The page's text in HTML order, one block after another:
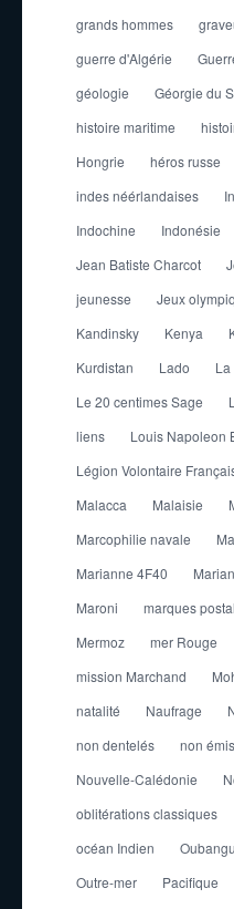
grands hommes
guerre d'Algérie
géologie
Géorgie du
histoire maritime
Hongrie
héros russe
indes néérlandaises
Indochine
Indonésie
Jean Batiste Charcot
jeunesse
Jeux
Kandinsky
Kenya
Kurdistan
Lado La
Le 20 centimes Sage
liens
Louis Napoleon
Légion Volontaire
Malacca
Malaisie
Marcophilie navale
Marianne 4F40
Maroni
marques
Mermoz
mer Rouge
mission Marchand
natalité
Naufrage
non dentelés
non émis
Nouvelle-Calédonie
oblitérations classiques
océan Indien
Outre-mer
Pacifique